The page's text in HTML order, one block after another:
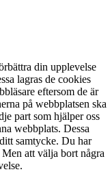
din upplevelse
lagras de cookies
eftersom de är
på webbplatsen ska
part som hjälper oss
webbplats. Dessa
samtycke. Du har
att välja bort några